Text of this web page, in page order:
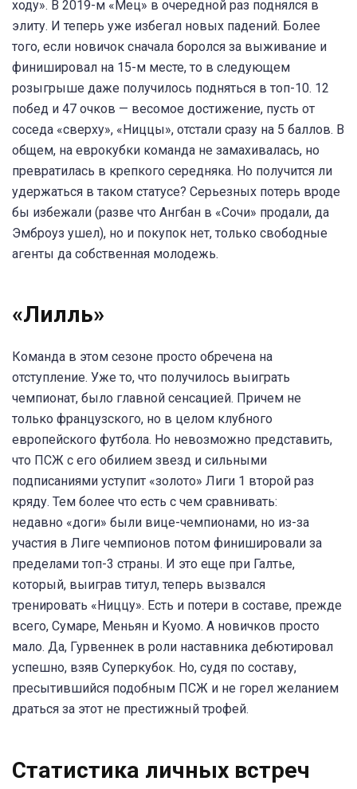
ходу». В 2019-м «Мец» в очередной раз поднялся в
элиту. И теперь уже избегал новых падений. Более
того, если новичок сначала боролся за выживание и
финишировал на 15-м месте, то в следующем
розыгрыше даже получилось подняться в топ-10. 12
побед и 47 очков — весомое достижение, пусть от
соседа «сверху», «Ниццы», отстали сразу на 5 баллов. В
общем, на еврокубки команда не замахивалась, но
превратилась в крепкого середняка. Но получится ли
удержаться в таком статусе? Серьезных потерь вроде
бы избежали (разве что Ангбан в «Сочи» продали, да
Эмброуз ушел), но и покупок нет, только свободные
агенты да собственная молодежь.
«Лилль»
Команда в этом сезоне просто обречена на
отступление. Уже то, что получилось выиграть
чемпионат, было главной сенсацией. Причем не
только французского, но в целом клубного
европейского футбола. Но невозможно представить,
что ПСЖ с его обилием звезд и сильными
подписаниями уступит «золото» Лиги 1 второй раз
кряду. Тем более что есть с чем сравнивать:
недавно «доги» были вице-чемпионами, но из-за
участия в Лиге чемпионов потом финишировали за
пределами топ-3 страны. И это еще при Галтье,
который, выиграв титул, теперь вызвался
тренировать «Ниццу». Есть и потери в составе, прежде
всего, Сумаре, Меньян и Куомо. А новичков просто
мало. Да, Гурвеннек в роли наставника дебютировал
успешно, взяв Суперкубок. Но, судя по составу,
пресытившийся подобным ПСЖ и не горел желанием
драться за этот не престижный трофей.
Статистика личных встреч